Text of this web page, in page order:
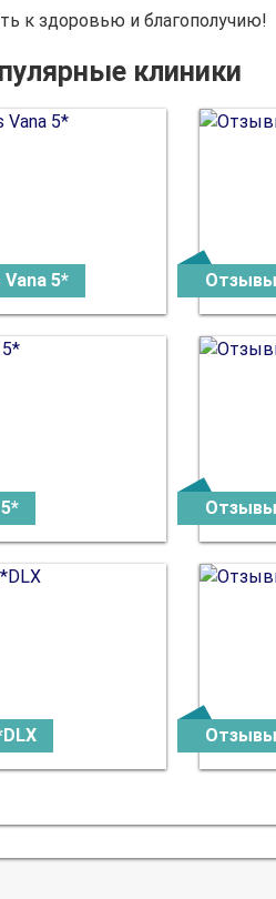
к здоровью и благополучию!
клиники
5* Отзывы
Отзывы
Отзывы